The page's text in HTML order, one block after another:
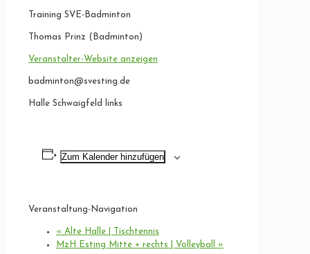
Training SVE-Badminton
Thomas Prinz (Badminton)
Veranstalter-Website anzeigen
badminton@svesting.de
Halle Schwaigfeld links
Zum Kalender hinzufügen
Veranstaltung-Navigation
« Alte Halle | Tischtennis
MzH Esting Mitte + rechts | Volleyball »